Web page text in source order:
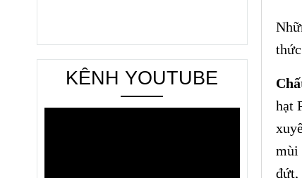
hạt
mùi
đứt,
KÊNH YOUTUBE